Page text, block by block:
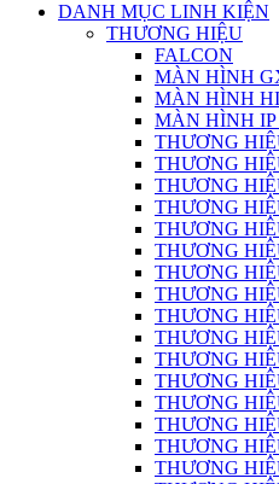
DANH MỤC LINH KIỆN
THƯƠNG HIỆU
FALCON
MÀN HÌNH
MÀN HÌNH
MÀN HÌNH IP
THƯƠNG
THƯƠNG
THƯƠNG
THƯƠNG
THƯƠNG
THƯƠNG
THƯƠNG
THƯƠNG
THƯƠNG
THƯƠNG
THƯƠNG
THƯƠNG
THƯƠNG
THƯƠNG
THƯƠNG
THƯƠNG